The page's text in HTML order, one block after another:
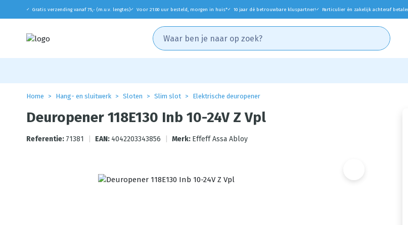
✓ Gratis verzending vanaf 75,- (m.u.v. lengtes)✓ Voor 21:00 uur besteld, morgen in huis*✓ 10 jaar dé betrouwbare kluspartner! ✓ Particulier én zakelijk achteraf
Home Hang- en sluitwerk Sloten Slim slot Elektrische deuropener
Deuropener 118E130 Inb 10-24V Z Vpl
Referentie: 71381 EAN: 4042203343856 Merk: Effeff Assa Abloy